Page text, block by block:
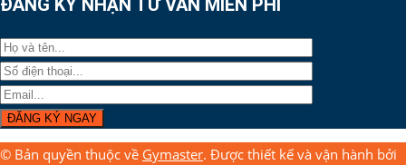
ĐĂNG KÝ NHẬN TƯ VẤN MIỄN PHÍ
© Bản quyền thuộc về Gymaster. Được thiết kế và vận hành bởi